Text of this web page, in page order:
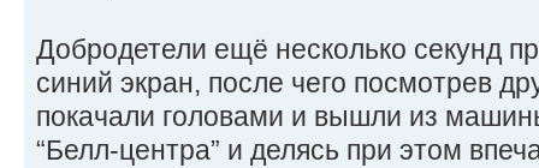
Добродетели ещё несколько секунд
синий экран, после чего посмотрев
покачали головами и вышли из
“Белл-центра” и делясь при этом